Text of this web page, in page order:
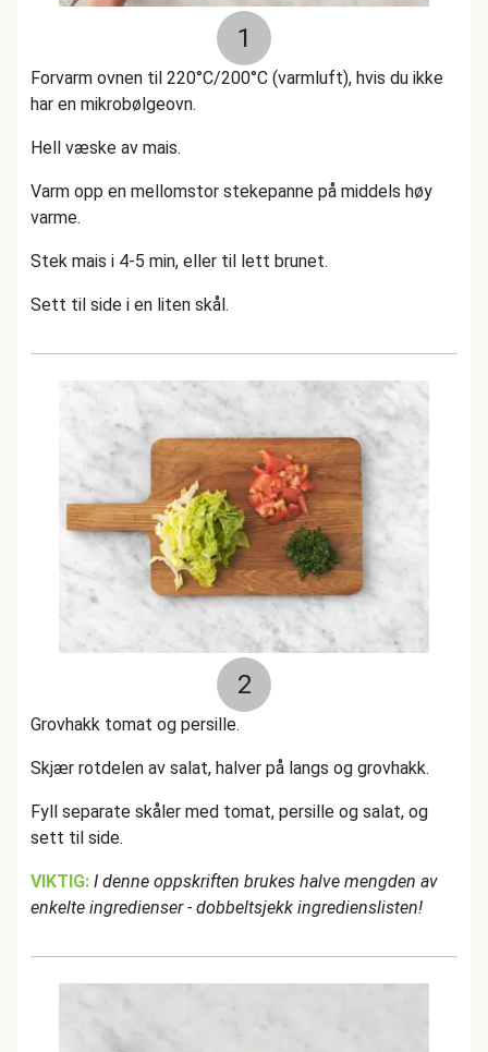
1
Forvarm ovnen til 220°C/200°C (varmluft), hvis du ikke
har en mikrobølgeovn.
Hell væske av mais.
Varm opp en mellomstor stekepanne på middels høy
varme.
Stek mais i 4-5 min, eller til lett brunet.
Sett til side i en liten skål.
2
Grovhakk tomat og persille.
Skjær rotdelen av salat, halver på langs og grovhakk.
Fyll separate skåler med tomat, persille og salat, og
sett til side.
VIKTIG: I denne oppskriften brukes halve mengden av
enkelte ingredienser - dobbeltsjekk ingredienslisten!